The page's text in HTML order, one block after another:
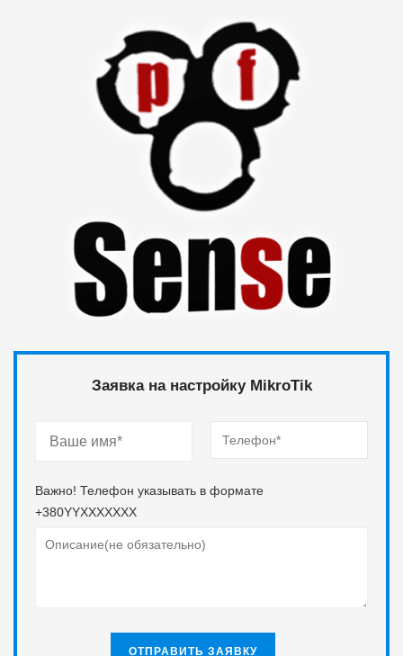
Заявка на настройку MikroTik
Важно! Телефон указывать в формате
+380YYXXXXXXX